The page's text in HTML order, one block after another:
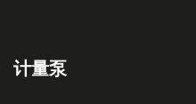
计量泵